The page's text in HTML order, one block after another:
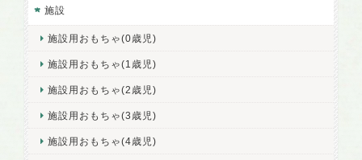
施設
施設用おもちゃ(0歳児)
施設用おもちゃ(1歳児)
施設用おもちゃ(2歳児)
施設用おもちゃ(3歳児)
施設用おもちゃ(4歳児)